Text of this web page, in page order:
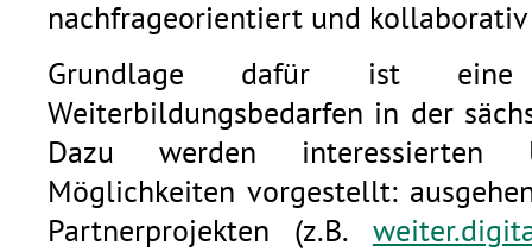
nachfrageorientiert und
Grundlage dafür ist eine
Weiterbildungsbedarfen in der
Dazu werden interessierten
Möglichkeiten vorgestellt:
Partnerprojekten (z.B.